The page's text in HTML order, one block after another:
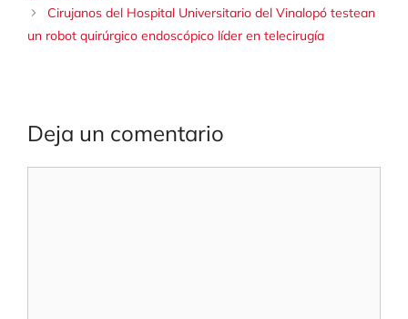
Cirujanos del Hospital Universitario del Vinalopó testean
un robot quirúrgico endoscópico líder en telecirugía
Deja un comentario